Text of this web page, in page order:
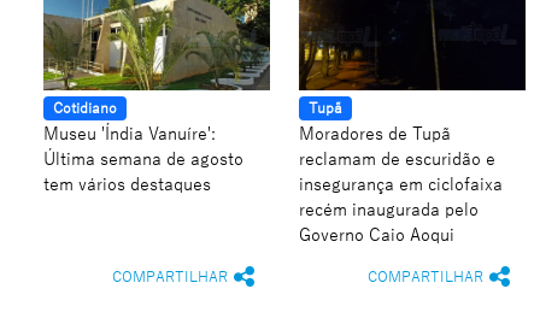
Cotidiano
Museu 'Índia Vanuíre':
Última semana de agosto
tem vários destaques
COMPARTILHAR
Tupã
Moradores de Tupã
reclamam de escuridão e
insegurança em ciclofaixa
recém inaugurada pelo
Governo Caio Aoqui
COMPARTILHAR